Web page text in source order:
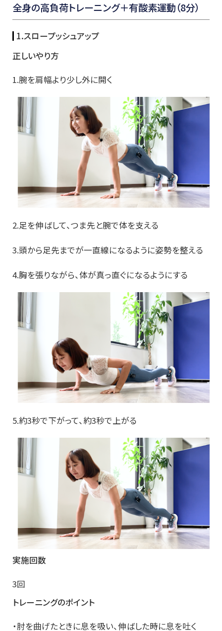
全身の高負荷トレーニング＋有酸素運動（8分）
1.スロープッシュアップ
正しいやり方
1.腕を肩幅より少し外に開く
2.足を伸ばして、つま先と腕で体を支える
3.頭から足先までが一直線になるように姿勢を整える
4.胸を張りながら、体が真っ直ぐになるようにする
5.約3秒で下がって、約3秒で上がる
実施回数
3回
トレーニングのポイント
・肘を曲げたときに息を吸い、伸ばした時に息を吐く